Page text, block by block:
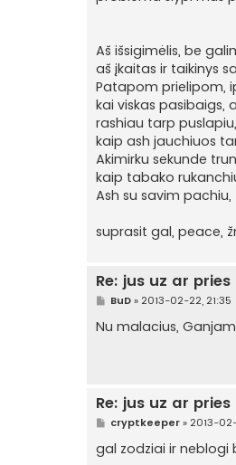
Aš išsigimėlis, be
aš įkaitas ir taikinys
Patapom prielipom,
kai viskas pasibaigs,
rashiau tarp
kaip ash jauchiuos
Akimirku sekunde
kaip tabako
Ash su savim pachiu,
suprasit gal, peace,
Re: jus uz ar
S
a
n
n
BuD» 2013-02-22, 21:35
Nu malacius,
Re: jus uz ar
S
a
n
cryptkeeper» 2013-
gal zodziai ir